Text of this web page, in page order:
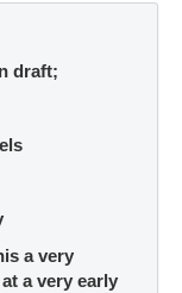
draft;
a very
a very early